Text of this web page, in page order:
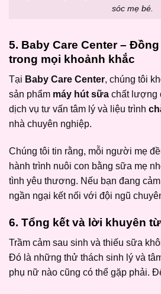
sóc mẹ bé.
5. Baby Care Center –
trong mọi khoảnh khắc
Tại Baby Care Center, chúng tôi
sản phẩm máy hút sữa chất lượng
dịch vụ tư vấn tâm lý và liệu trình
nhà chuyên nghiệp.
Chúng tôi tin rằng, mỗi người mẹ
hành trình nuôi con bằng sữa mẹ
tình yêu thương. Nếu bạn đang
ngần ngại kết nối với đội ngũ
6. Tổng kết và lời khuyên
Trầm cảm sau sinh và thiếu sữa
Đó là những thử thách sinh lý và
phụ nữ nào cũng có thể gặp phải.